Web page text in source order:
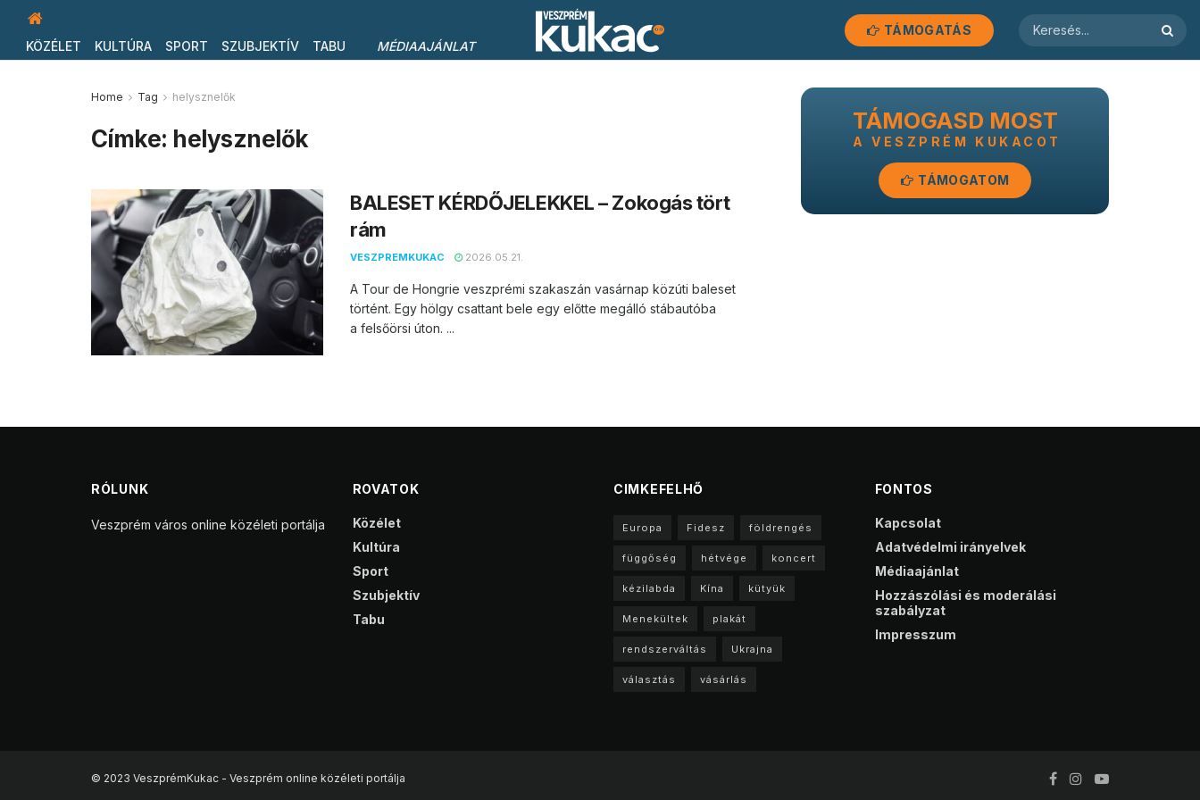
KÖZÉLET KULTÚRA SPORT SZUBJEKTÍV TABU MÉDIAAJÁNLAT
TÁMOGATÁS
Home Tag helysznelők
Címke: helysznelők
BALESET KÉRDŐJELEKKEL – Zokogás tört
rám
VESZPREMKUKAC 2026.05.21.
A Tour de Hongrie veszprémi szakaszán vasárnap közúti baleset
történt. Egy hölgy csattant bele egy előtte megálló stábautóba
a felsőörsi úton. ...
TÁMOGASD MOST
A VESZPRÉM KUKACOT
TÁMOGATOM
RÓLUNK
Veszprém város online közéleti portálja
ROVATOK
Közélet
Kultúra
Sport
Szubjektív
Tabu
CIMKEFELHŐ
Europa Fidesz földrengés
függőség hétvége koncert
kézilabda Kína kütyük
Menekültek plakát
rendszerváltás Ukrajna
választás vásárlás
FONTOS
Kapcsolat
Adatvédelmi irányelvek
Médiaajánlat
Hozzászólási és moderálási
szabályzat
Impresszum
© 2023 VeszprémKukac - Veszprém online közéleti portálja